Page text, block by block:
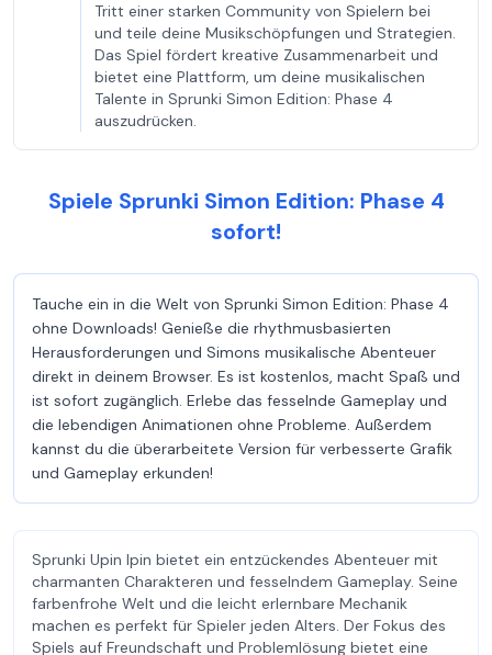
Tritt einer starken Community von Spielern bei
und teile deine Musikschöpfungen und Strategien.
Das Spiel fördert kreative Zusammenarbeit und
bietet eine Plattform, um deine musikalischen
Talente in Sprunki Simon Edition: Phase 4
auszudrücken.
Spiele Sprunki Simon Edition: Phase 4
sofort!
Tauche ein in die Welt von Sprunki Simon Edition: Phase 4
ohne Downloads! Genieße die rhythmusbasierten
Herausforderungen und Simons musikalische Abenteuer
direkt in deinem Browser. Es ist kostenlos, macht Spaß und
ist sofort zugänglich. Erlebe das fesselnde Gameplay und
die lebendigen Animationen ohne Probleme. Außerdem
kannst du die überarbeitete Version für verbesserte Grafik
und Gameplay erkunden!
Sprunki Upin Ipin bietet ein entzückendes Abenteuer mit
charmanten Charakteren und fesselndem Gameplay. Seine
farbenfrohe Welt und die leicht erlernbare Mechanik
machen es perfekt für Spieler jeden Alters. Der Fokus des
Spiels auf Freundschaft und Problemlösung bietet eine